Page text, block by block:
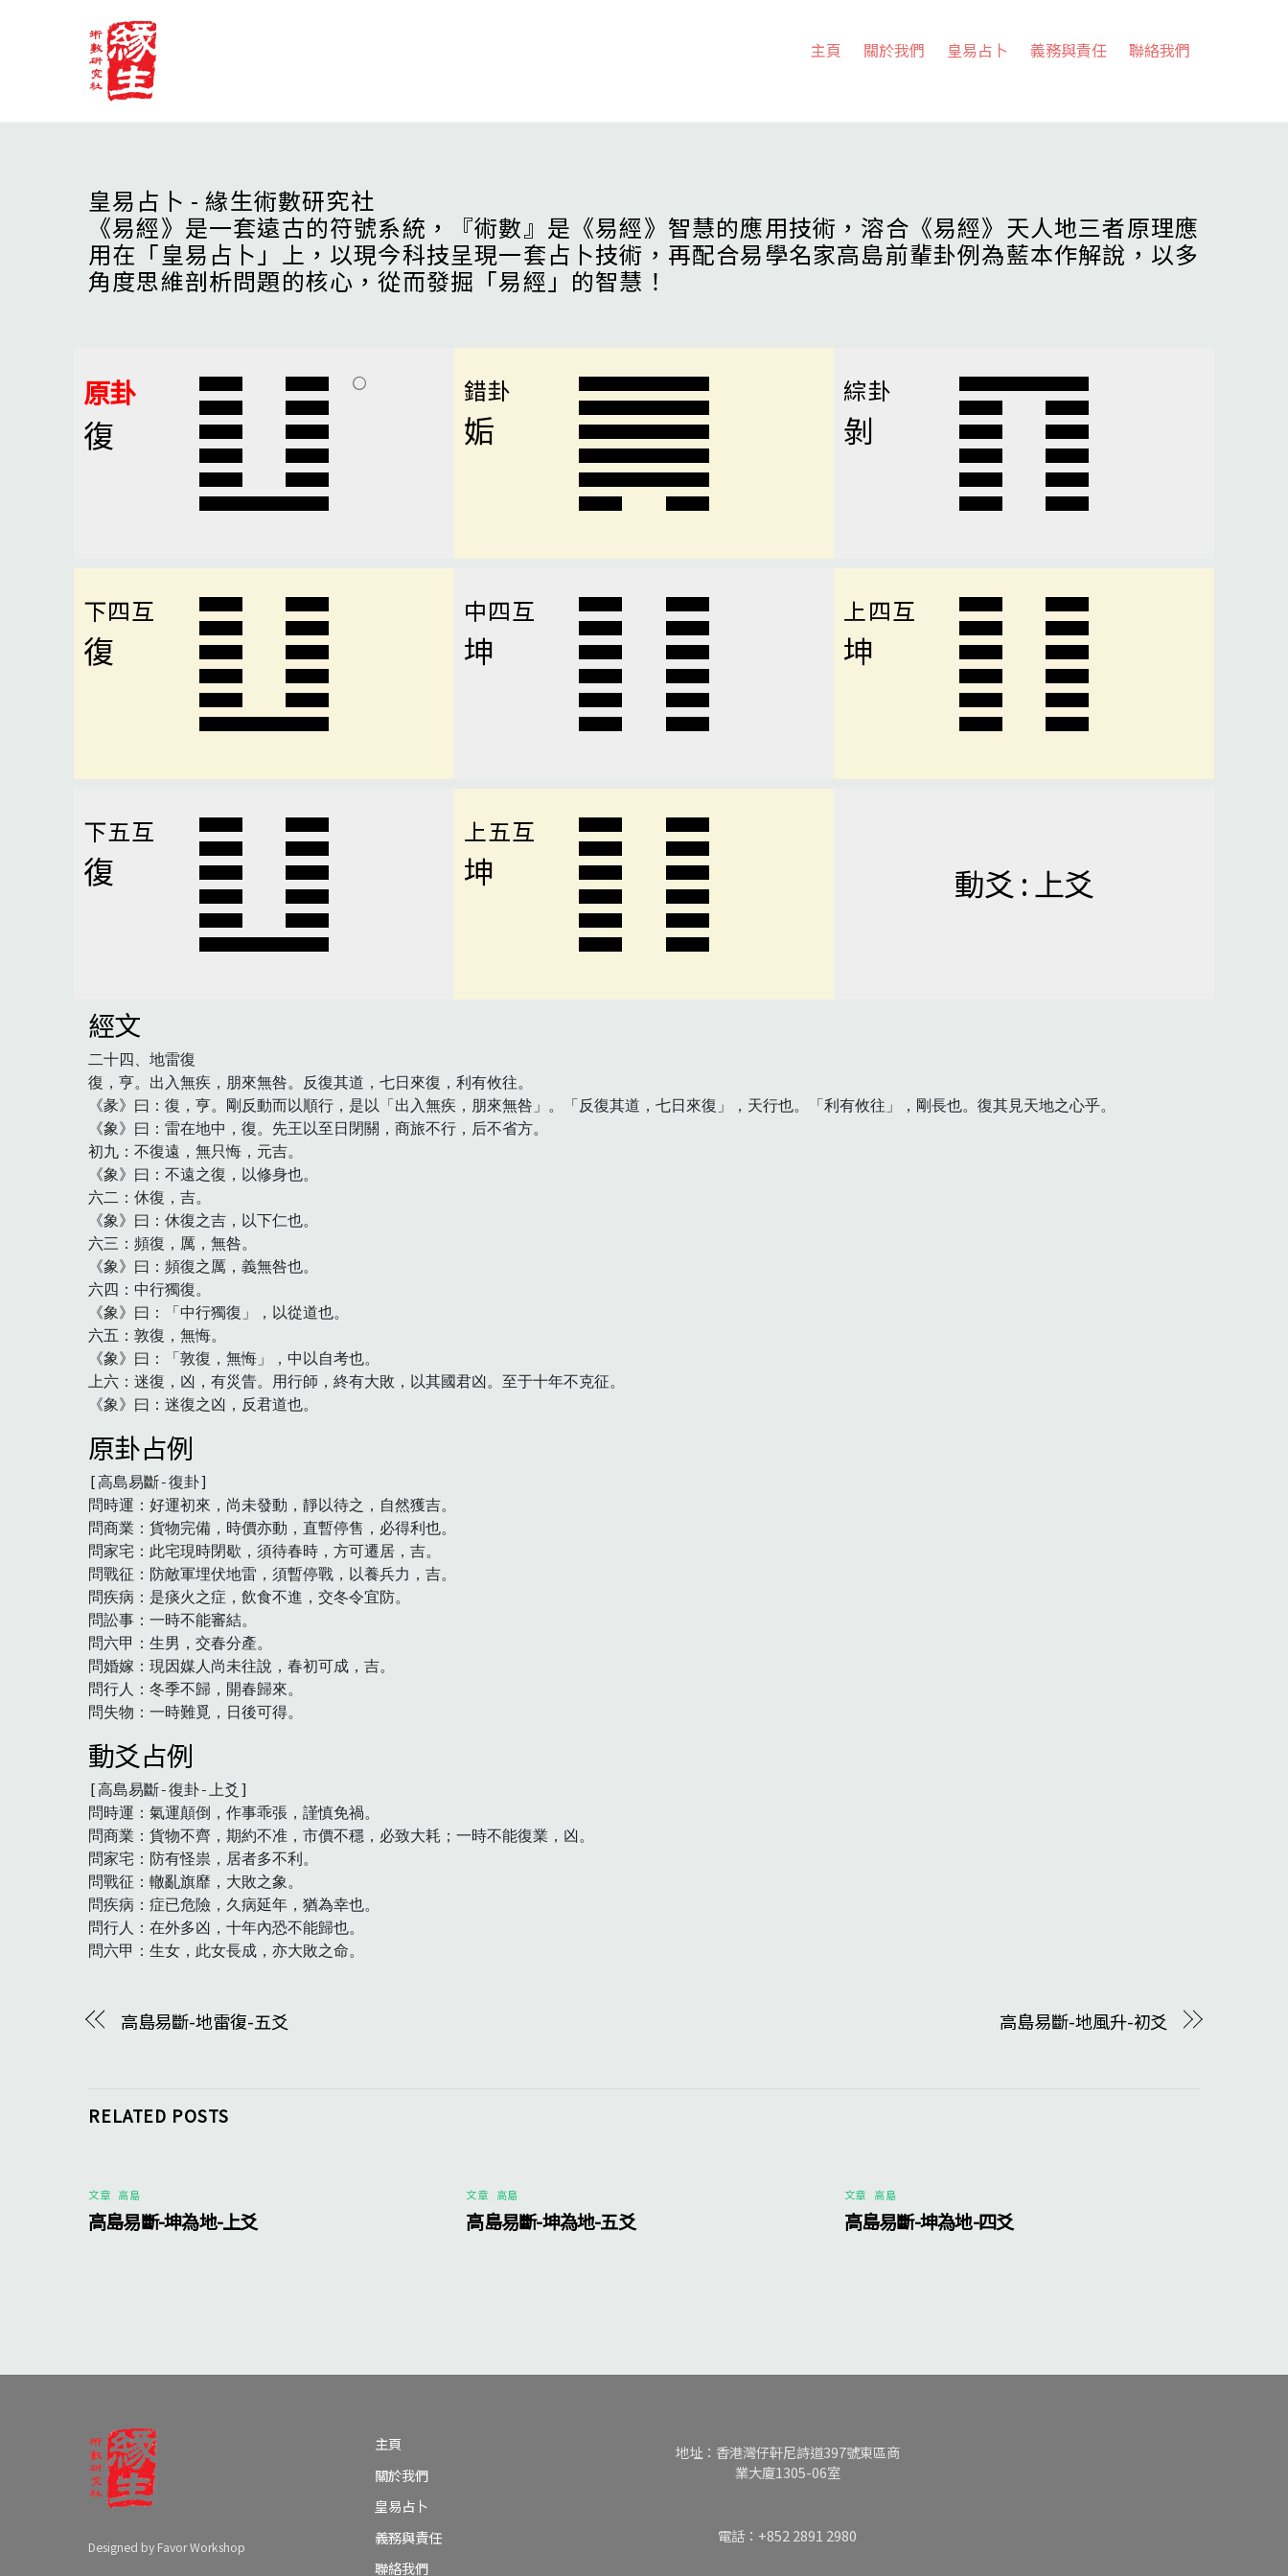
主頁 關於我們 皇易占卜 義務與責任 聯絡我們
皇易占卜 - 緣生術數研究社
《易經》是一套遠古的符號系統，『術數』是《易經》智慧的應用技術，溶合《易經》天人地三者原理應
用在「皇易占卜」上，以現今科技呈現一套占卜技術，再配合易學名家高島前輩卦例為藍本作解說，以多
角度思維剖析問題的核心，從而發掘「易經」的智慧！
原卦
復
錯卦
姤
綜卦
剝
下四互
復
中四互
坤
上四互
坤
下五互
復
上五互
坤 動爻 : 上爻
經文
二十四、地雷復
復，亨。出入無疾，朋來無咎。反復其道，七日來復，利有攸往。
《彖》曰：復，亨。剛反動而以順行，是以「出入無疾，朋來無咎」。「反復其道，七日來復」，天行也。「利有攸往」，剛長也。復其見天地之心乎。
《象》曰：雷在地中，復。先王以至日閉關，商旅不行，后不省方。
初九：不復遠，無只悔，元吉。
《象》曰：不遠之復，以修身也。
六二：休復，吉。
《象》曰：休復之吉，以下仁也。
六三：頻復，厲，無咎。
《象》曰：頻復之厲，義無咎也。
六四：中行獨復。
《象》曰：「中行獨復」，以從道也。
六五：敦復，無悔。
《象》曰：「敦復，無悔」，中以自考也。
上六：迷復，凶，有災眚。用行師，終有大敗，以其國君凶。至于十年不克征。
《象》曰：迷復之凶，反君道也。
原卦占例
[高島易斷-復卦]
問時運：好運初來，尚未發動，靜以待之，自然獲吉。
問商業：貨物完備，時價亦動，直暫停售，必得利也。
問家宅：此宅現時閉歇，須待春時，方可遷居，吉。
問戰征：防敵軍埋伏地雷，須暫停戰，以養兵力，吉。
問疾病：是痰火之症，飲食不進，交冬令宜防。
問訟事：一時不能審結。
問六甲：生男，交春分產。
問婚嫁：現因媒人尚未往說，春初可成，吉。
問行人：冬季不歸，開春歸來。
問失物：一時難覓，日後可得。
動爻占例
[高島易斷-復卦-上爻]
問時運：氣運顛倒，作事乖張，謹慎免禍。
問商業：貨物不齊，期約不准，市價不穩，必致大耗；一時不能復業，凶。
問家宅：防有怪祟，居者多不利。
問戰征：轍亂旗靡，大敗之象。
問疾病：症已危險，久病延年，猶為幸也。
問行人：在外多凶，十年內恐不能歸也。
問六甲：生女，此女長成，亦大敗之命。
高島易斷-地雷復-五爻 高島易斷-地風升-初爻
RELATED POSTS
文章 高島
高島易斷-坤為地-上爻
文章 高島
高島易斷-坤為地-五爻
文章 高島
高島易斷-坤為地-四爻
Designed by Favor Workshop
主頁
關於我們
皇易占卜
義務與責任
聯絡我們
地址：香港灣仔軒尼詩道397號東區商
業大廈1305-06室
電話：+852 2891 2980